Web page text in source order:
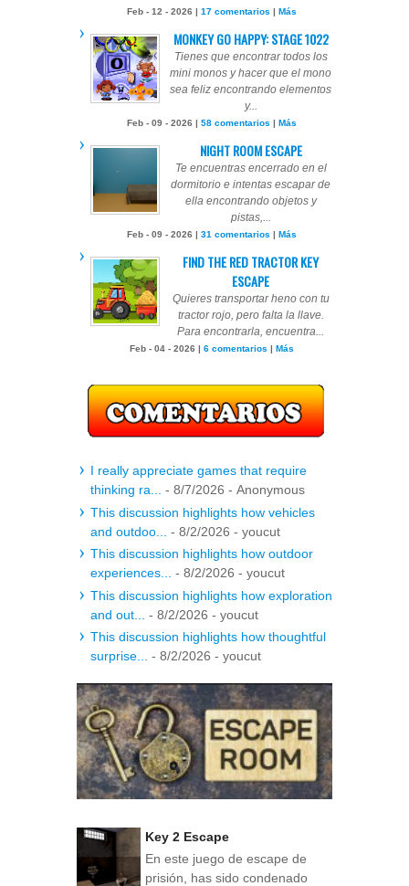
Feb - 12 - 2026 | 17 comentarios | Más
MONKEY GO HAPPY: STAGE 1022
Tienes que encontrar todos los
mini monos y hacer que el mono
sea feliz encontrando elementos
y...
Feb - 09 - 2026 | 58 comentarios | Más
NIGHT ROOM ESCAPE
Te encuentras encerrado en el
dormitorio e intentas escapar de
ella encontrando objetos y
pistas,...
Feb - 09 - 2026 | 31 comentarios | Más
FIND THE RED TRACTOR KEY
ESCAPE
Quieres transportar heno con tu
tractor rojo, pero falta la llave.
Para encontrarla, encuentra...
Feb - 04 - 2026 | 6 comentarios | Más
I really appreciate games that require
thinking ra...
- 8/7/2026 - Anonymous
This discussion highlights how vehicles
and outdoo...
- 8/2/2026 - youcut
This discussion highlights how outdoor
experiences...
- 8/2/2026 - youcut
This discussion highlights how exploration
and out...
- 8/2/2026 - youcut
This discussion highlights how thoughtful
surprise...
- 8/2/2026 - youcut
Key 2 Escape
En este juego de escape de
prisión, has sido condenado